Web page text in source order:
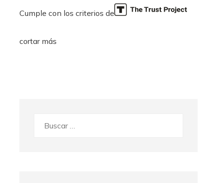
Cumple con los criterios de
cortar más